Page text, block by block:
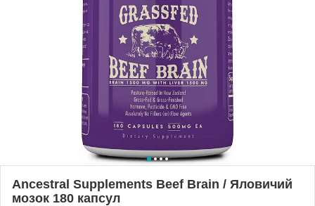
Ancestral Supplements Beef Brain / Яловичий
мозок 180 капсул